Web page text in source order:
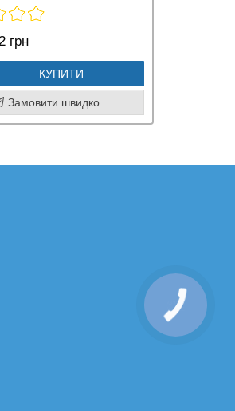
грн
КУПИТИ
Замовити швидко